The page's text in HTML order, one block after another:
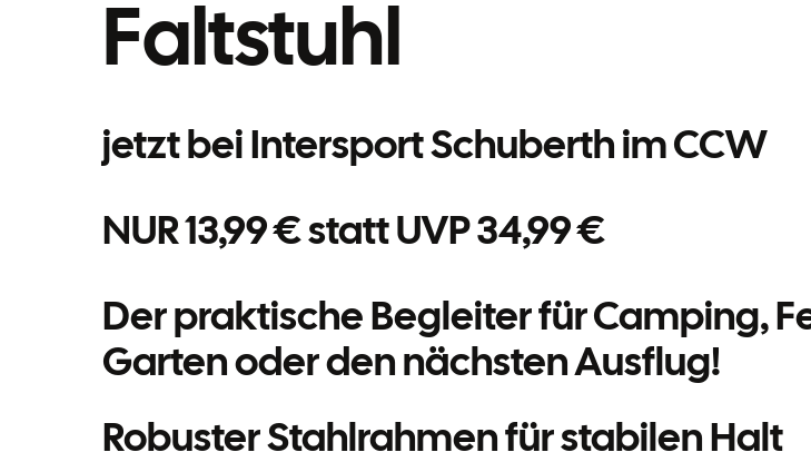
Faltstuhl
jetzt bei Intersport Schuberth im CCW
NUR 13,99 € statt UVP 34,99 €
Der praktische Begleiter für Camping,
Garten oder den nächsten Ausflug!
Robuster Stahlrahmen für stabilen Halt